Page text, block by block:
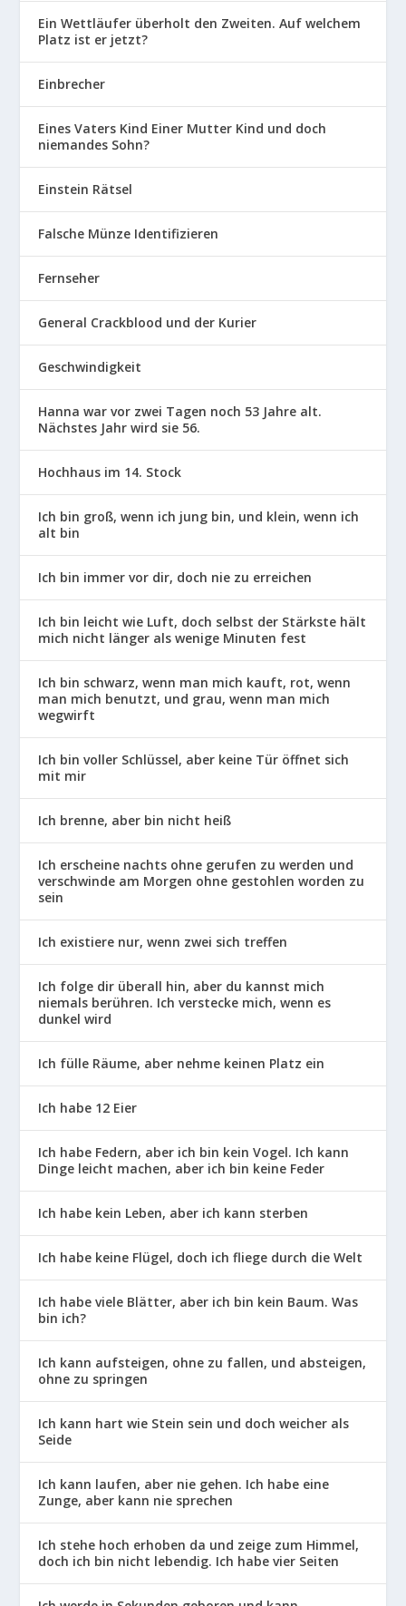
Ein Wettläufer überholt den Zweiten. Auf welchem
Platz ist er jetzt?
Einbrecher
Eines Vaters Kind Einer Mutter Kind und doch
niemandes Sohn?
Einstein Rätsel
Falsche Münze Identifizieren
Fernseher
General Crackblood und der Kurier
Geschwindigkeit
Hanna war vor zwei Tagen noch 53 Jahre alt.
Nächstes Jahr wird sie 56.
Hochhaus im 14. Stock
Ich bin groß, wenn ich jung bin, und klein, wenn ich
alt bin
Ich bin immer vor dir, doch nie zu erreichen
Ich bin leicht wie Luft, doch selbst der Stärkste hält
mich nicht länger als wenige Minuten fest
Ich bin schwarz, wenn man mich kauft, rot, wenn
man mich benutzt, und grau, wenn man mich
wegwirft
Ich bin voller Schlüssel, aber keine Tür öffnet sich
mit mir
Ich brenne, aber bin nicht heiß
Ich erscheine nachts ohne gerufen zu werden und
verschwinde am Morgen ohne gestohlen worden zu
sein
Ich existiere nur, wenn zwei sich treffen
Ich folge dir überall hin, aber du kannst mich
niemals berühren. Ich verstecke mich, wenn es
dunkel wird
Ich fülle Räume, aber nehme keinen Platz ein
Ich habe 12 Eier
Ich habe Federn, aber ich bin kein Vogel. Ich kann
Dinge leicht machen, aber ich bin keine Feder
Ich habe kein Leben, aber ich kann sterben
Ich habe keine Flügel, doch ich fliege durch die Welt
Ich habe viele Blätter, aber ich bin kein Baum. Was
bin ich?
Ich kann aufsteigen, ohne zu fallen, und absteigen,
ohne zu springen
Ich kann hart wie Stein sein und doch weicher als
Seide
Ich kann laufen, aber nie gehen. Ich habe eine
Zunge, aber kann nie sprechen
Ich stehe hoch erhoben da und zeige zum Himmel,
doch ich bin nicht lebendig. Ich habe vier Seiten